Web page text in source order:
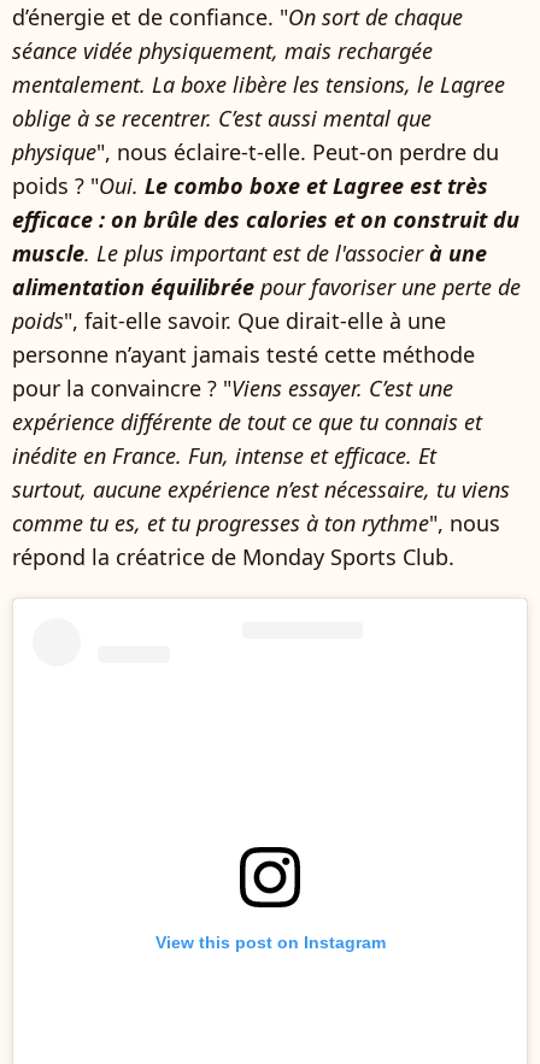
d’énergie et de confiance. "On sort de chaque
séance vidée physiquement, mais rechargée
mentalement. La boxe libère les tensions, le Lagree
oblige à se recentrer. C’est aussi mental que
physique", nous éclaire-t-elle. Peut-on perdre du
poids ? "Oui. Le combo boxe et Lagree est très
efficace : on brûle des calories et on construit du
muscle. Le plus important est de l'associerà une
alimentation équilibrée pour favoriser une perte de
poids", fait-elle savoir. Que dirait-elle à une
personne n’ayant jamais testé cette méthode
pour la convaincre ? "Viens essayer. C’est une
expérience différente de tout ce que tu connais et
inédite en France. Fun, intense et efficace. Et
surtout, aucune expérience n’est nécessaire, tu viens
comme tu es, et tu progresses à ton rythme", nous
répond la créatrice de Monday Sports Club.
View this post on Instagram